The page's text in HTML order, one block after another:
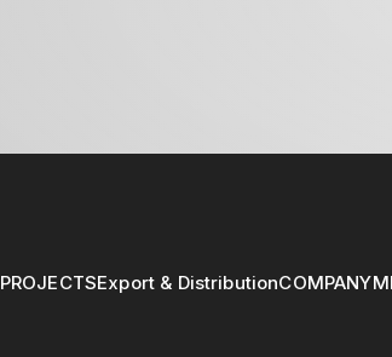
PROJECTSExport & DistributionCOMPANY